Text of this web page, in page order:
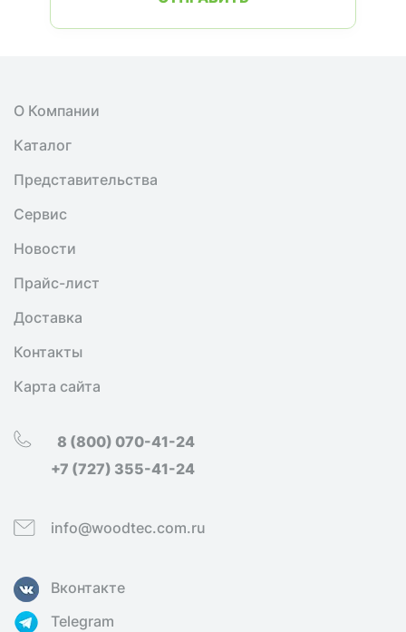
О Компании
Каталог
Представительства
Сервис
Новости
Прайс-лист
Доставка
Контакты
Карта сайта
8 (800) 070-41-24
+7 (727) 355-41-24
info@woodtec.com.ru
Вконтакте
Telegram